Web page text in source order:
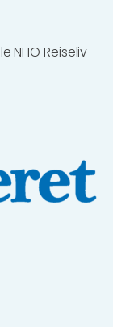
Reiseliv